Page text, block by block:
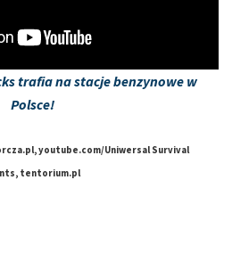
trafia na stacje benzynowe w
Polsce!
youtube.com/Uniwersal Survival
tentorium.pl